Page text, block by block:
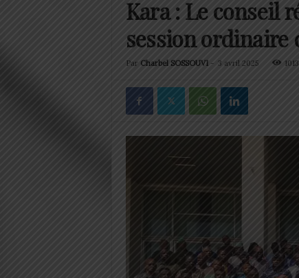
Kara : Le conseil
session ordinaire
Par Charbel SOSSOUVI- 3 avril 2025 1013